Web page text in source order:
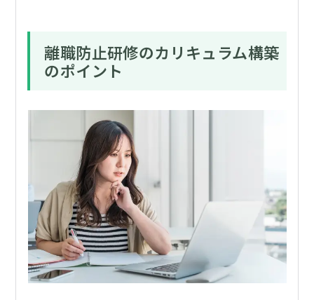
離職防止研修のカリキュラム構築
のポイント